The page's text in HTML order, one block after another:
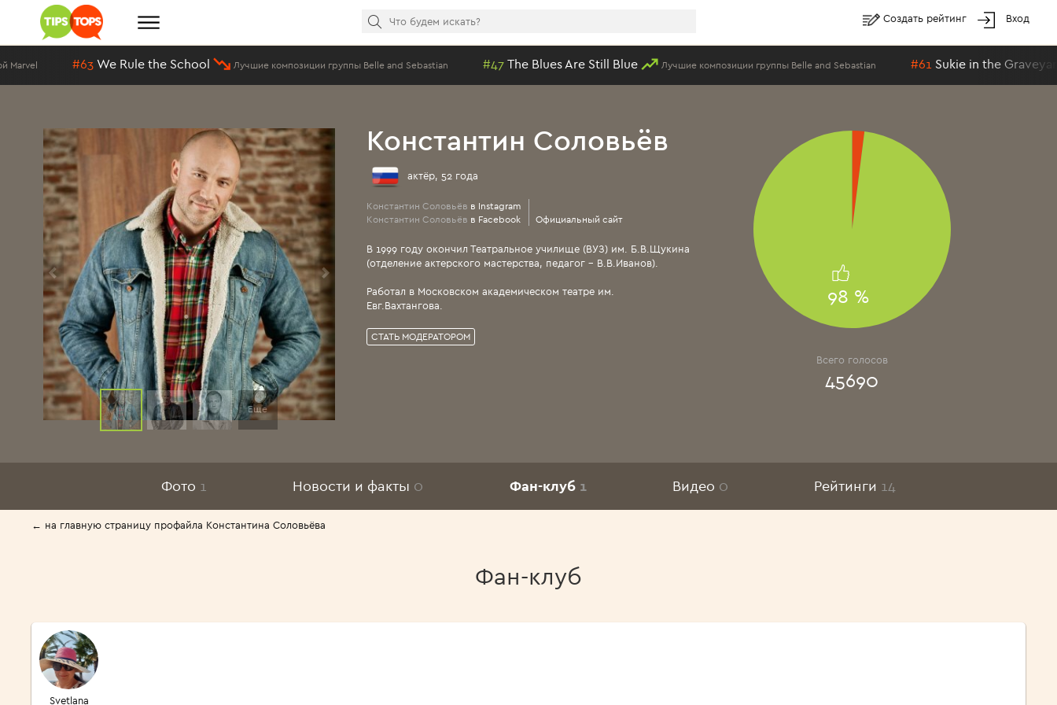
Создать рейтинг Вход
We Rule the School Лучшие композиции группы Belle and Sebastian The Blues Are Still Blue Лучшие композиции группы Belle and Sebastian Sukie in the Graveyard
Еще
Константин Соловьёв
актёр, 52 года
Константин Соловьёв в Instagram
Константин Соловьёв в Facebook Официальный сайт
В 1999 году окончил Театральное училище (ВУЗ) им. Б.В.Щукина
(отделение актерского мастерства, педагог - В.В.Иванов).
Работал в Московском академическом театре им.
Евг.Вахтангова.
СТАТЬ МОДЕРАТОРОМ
98 %
Всего голосов
45690
Фото 1 Новости и факты 0 Фан-клуб 1 Видео 0 Рейтинги 14
← на главную страницу профайла Константина Соловьёва
Фан-клуб
Svetlana